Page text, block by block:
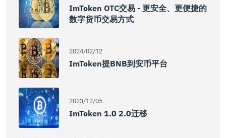
ImToken OTC交易 - 更安全、更便捷的
数字货币交易方式
2024/02/12
ImToken提BNB到安币平台
2023/12/05
ImToken 1.0 2.0迁移